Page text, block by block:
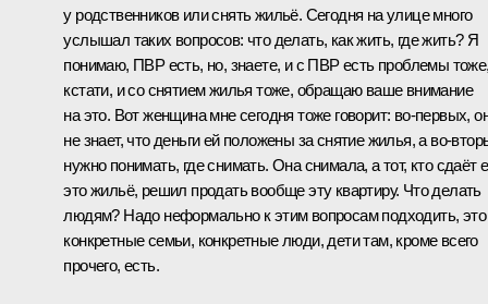
у родственников или снять жильё. Сегодня на улице много
услышал таких вопросов: что делать, как жить, где жить? Я
понимаю, ПВР есть, но, знаете, и с ПВР есть проблемы
кстати, и со снятием жилья тоже, обращаю ваше внимание
на это. Вот женщина мне сегодня тоже говорит: во-первых,
не знает, что деньги ей положены за снятие жилья, а во-
нужно понимать, где снимать. Она снимала, а тот, кто сдаёт
это жильё, решил продать вообще эту квартиру. Что делать
людям? Надо неформально к этим вопросам подходить,
конкретные семьи, конкретные люди, дети там, кроме всего
прочего, есть.